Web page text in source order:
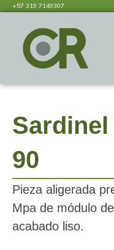
+57 319 7149307
90
Pieza aligerada
Mpa de módulo
acabado liso.